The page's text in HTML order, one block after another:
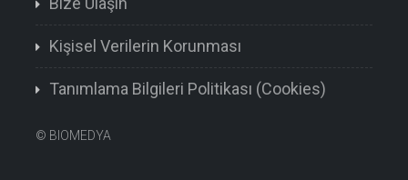
Kişisel Verilerin Korunması
Tanımlama Bilgileri Politikası (Cookies)
© BIOMEDYA